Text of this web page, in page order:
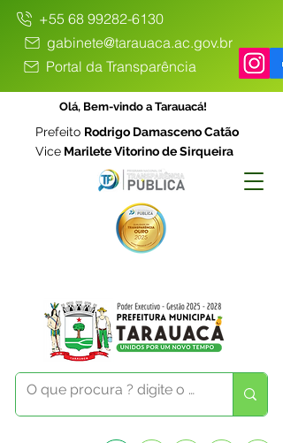
+55 68 99282-6130
gabinete@tarauaca.ac.gov.br
Portal da Transparência
Olá, Bem-vindo a Tarauacá!
Prefeito Rodrigo Damasceno Catão
Vice Marilete Vitorino de Sirqueira